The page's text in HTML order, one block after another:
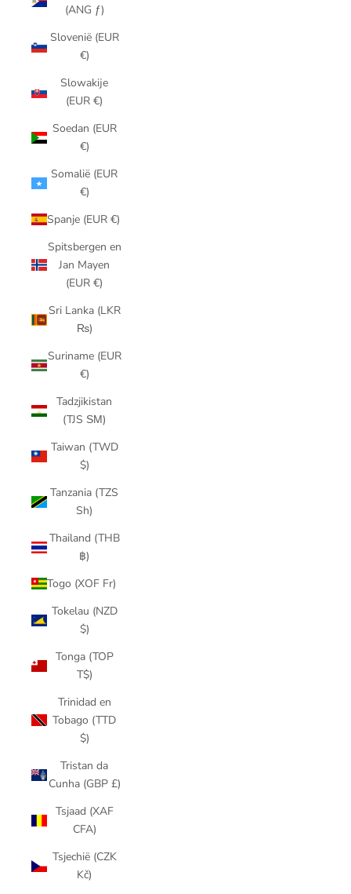
(ANG ƒ)
Slovenië (EUR
€)
Slowakije
(EUR €)
Soedan (EUR
€)
Somalië (EUR
€)
Spanje (EUR €)
Spitsbergen en
Jan Mayen
(EUR €)
Sri Lanka (LKR
₨)
Suriname (EUR
€)
Tadzjikistan
(TJS ЅМ)
Taiwan (TWD
$)
Tanzania (TZS
Sh)
Thailand (THB
฿)
Togo (XOF Fr)
Tokelau (NZD
$)
Tonga (TOP
T$)
Trinidad en
Tobago (TTD
$)
Tristan da
Cunha (GBP £)
Tsjaad (XAF
CFA)
Tsjechië (CZK
Kč)